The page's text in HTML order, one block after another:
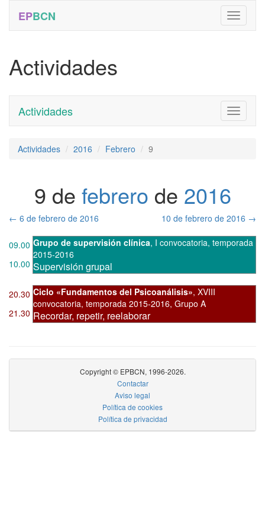
EPBCN
Actividades
Toggle
Actividades
Actividades 2016 Febrero 9
9 de febrero de 2016
← 6 de febrero de 2016 10 de febrero de 2016 →
09.00 Grupo de supervisión clínica, I convocatoria, temporada
2015-2016
Supervisión grupal
10.00
20.30 Ciclo «Fundamentos del Psicoanálisis», XVIII
convocatoria, temporada 2015-2016, Grupo A
Recordar, repetir, reelaborar
21.30
Copyright © EPBCN, 1996-2026.
Contactar
Aviso legal
Política de cookies
Política de privacidad